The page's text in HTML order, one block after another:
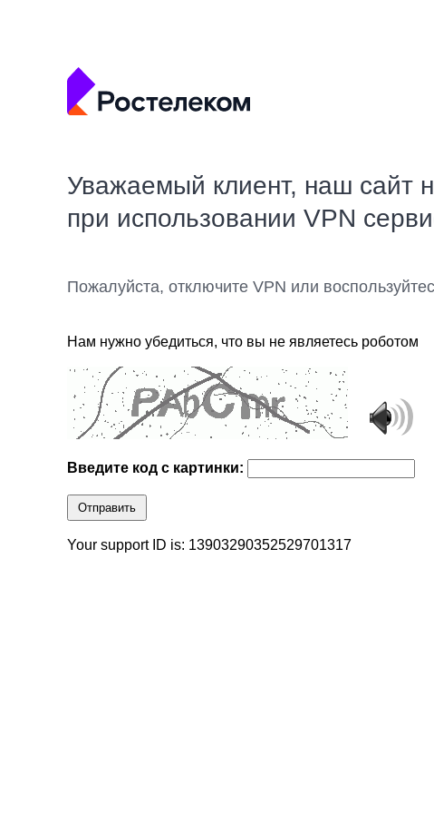
Уважаемый клиент, наш сайт
при использовании VPN
Пожалуйста, отключите VPN или
Нам нужно убедиться, что вы не являетесь роботом
Введите код с картинки:
Отправить
Your support ID is: 13903290352529701317